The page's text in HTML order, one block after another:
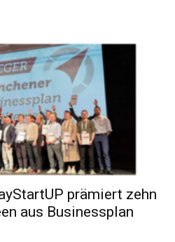
prämiert zehn
aus Businessplan